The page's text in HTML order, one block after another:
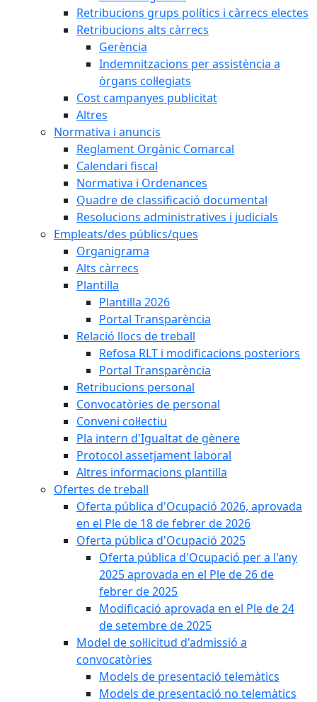
Retribucions grups polítics i càrrecs electes
Retribucions alts càrrecs
Gerència
Indemnitzacions per assistència a
òrgans col·legiats
Cost campanyes publicitat
Altres
Normativa i anuncis
Reglament Orgànic Comarcal
Calendari fiscal
Normativa i Ordenances
Quadre de classificació documental
Resolucions administratives i judicials
Empleats/des públics/ques
Organigrama
Alts càrrecs
Plantilla
Plantilla 2026
Portal Transparència
Relació llocs de treball
Refosa RLT i modificacions posteriors
Portal Transparència
Retribucions personal
Convocatòries de personal
Conveni col·lectiu
Pla intern d'Igualtat de gènere
Protocol assetjament laboral
Altres informacions plantilla
Ofertes de treball
Oferta pública d'Ocupació 2026, aprovada
en el Ple de 18 de febrer de 2026
Oferta pública d'Ocupació 2025
Oferta pública d'Ocupació per a l'any
2025 aprovada en el Ple de 26 de
febrer de 2025
Modificació aprovada en el Ple de 24
de setembre de 2025
Model de sol·licitud d'admissió a
convocatòries
Models de presentació telemàtics
Models de presentació no telemàtics